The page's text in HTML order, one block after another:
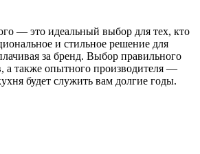
— это идеальный выбор для тех, кто
и стильное решение для
за бренд. Выбор правильного
а также опытного производителя —
будет служить вам долгие годы.